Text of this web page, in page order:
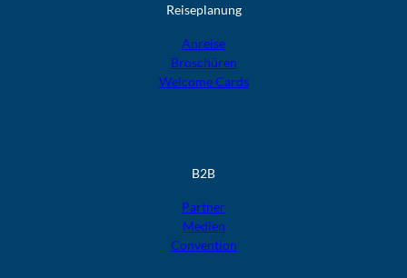
Reiseplanung
Anreise
Broschüren
Welcome Cards​​​​​​​
B2B
Partner
Medien
Convention